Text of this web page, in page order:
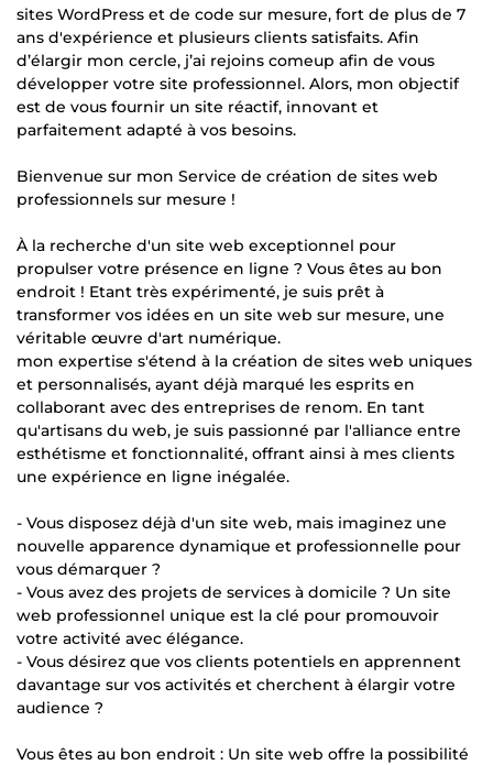
sites WordPress et de code sur mesure, fort de plus de 7
ans d'expérience et plusieurs clients satisfaits. Afin
d’élargir mon cercle, j’ai rejoins comeup afin de vous
développer votre site professionnel. Alors, mon objectif
est de vous fournir un site réactif, innovant et
parfaitement adapté à vos besoins.
Bienvenue sur mon Service de création de sites web
professionnels sur mesure !
À la recherche d'un site web exceptionnel pour
propulser votre présence en ligne ? Vous êtes au bon
endroit ! Etant très expérimenté, je suis prêt à
transformer vos idées en un site web sur mesure, une
véritable œuvre d'art numérique.
mon expertise s'étend à la création de sites web uniques
et personnalisés, ayant déjà marqué les esprits en
collaborant avec des entreprises de renom. En tant
qu'artisans du web, je suis passionné par l'alliance entre
esthétisme et fonctionnalité, offrant ainsi à mes clients
une expérience en ligne inégalée.
- Vous disposez déjà d'un site web, mais imaginez une
nouvelle apparence dynamique et professionnelle pour
vous démarquer ?
- Vous avez des projets de services à domicile ? Un site
web professionnel unique est la clé pour promouvoir
votre activité avec élégance.
- Vous désirez que vos clients potentiels en apprennent
davantage sur vos activités et cherchent à élargir votre
audience ?
Vous êtes au bon endroit : Un site web offre la possibilité